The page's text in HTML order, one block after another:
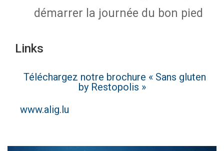
démarrer la journée du bon pied
Links
Téléchargez notre brochure « Sans gluten
by Restopolis »
www.alig.lu